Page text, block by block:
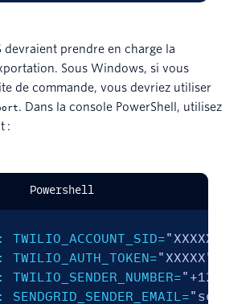
devraient prendre en charge la
Sous Windows, si vous
de commande, vous devriez utiliser
. Dans la console PowerShell, utilisez
:
Powershell
: TWILIO_ACCOUNT_SID="XXXXX"
: TWILIO_AUTH_TOKEN="XXXXX"
: TWILIO_SENDER_NUMBER=
: SENDGRID_SENDER_EMAIL=